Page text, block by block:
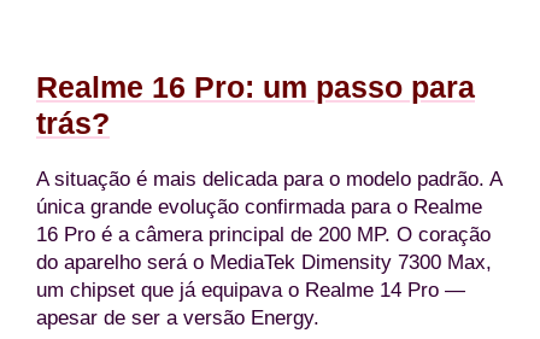
Realme 16 Pro: um passo para
trás?
A situação é mais delicada para o modelo padrão. A
única grande evolução confirmada para o Realme
16 Pro é a câmera principal de 200 MP. O coração
do aparelho será o MediaTek Dimensity 7300 Max,
um chipset que já equipava o Realme 14 Pro —
apesar de ser a versão Energy.